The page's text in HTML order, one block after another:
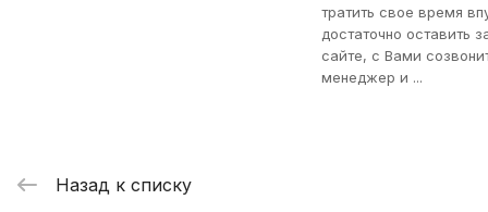
тратить свое время
достаточно оставить
сайте, с Вами
менеджер и ...
Назад к списку